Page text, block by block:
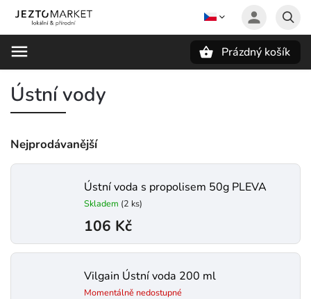
Prázdný košík
Ústní vody
Nejprodávanější
Ústní voda s propolisem 50g PLEVA
Skladem (2 ks)
106 Kč
Vilgain Ústní voda 200 ml
Momentálně nedostupné